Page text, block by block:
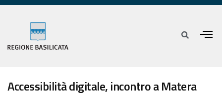
Accessibilità digitale, incontro a Matera